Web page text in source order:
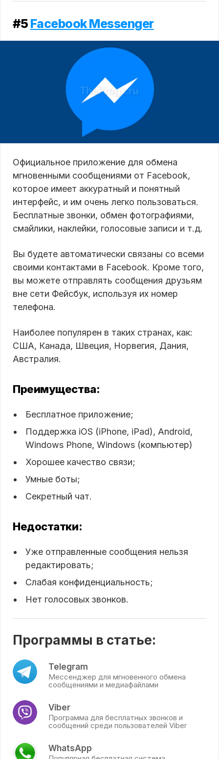
#5 Facebook Messenger
Официальное приложение для обмена
мгновенными сообщениями от Facebook,
которое имеет аккуратный и понятный
интерфейс, и им очень легко пользоваться.
Бесплатные звонки, обмен фотографиями,
смайлики, наклейки, голосовые записи и т.д.
Вы будете автоматически связаны со всеми
своими контактами в Facebook. Кроме того,
вы можете отправлять сообщения друзьям
вне сети Фейсбук, используя их номер
телефона.
Наиболее популярен в таких странах, как:
США, Канада, Швеция, Норвегия, Дания,
Австралия.
Преимущества:
Бесплатное приложение;
Поддержка iOS (iPhone, iPad), Android,
Windows Phone, Windows (компьютер)
Хорошее качество связи;
Умные боты;
Секретный чат.
Недостатки:
Уже отправленные сообщения нельзя
редактировать;
Слабая конфиденциальность;
Нет голосовых звонков.
Программы в статье:
Telegram
Мессенджер для мгновенного обмена
сообщениями и медиафайлами
Viber
Программа для бесплатных звонков и
сообщений среди пользователей Viber
WhatsApp